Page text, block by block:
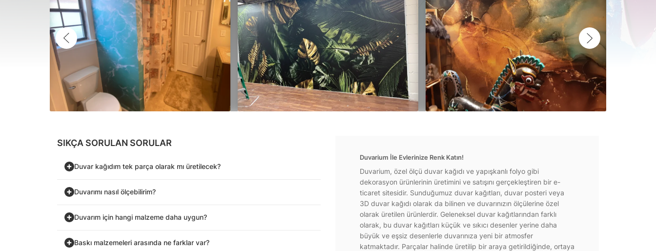
SIKÇA SORULAN SORULAR
Duvar kağıdım tek parça olarak mı üretilecek?
Duvarımı nasıl ölçebilirim?
Duvarım için hangi malzeme daha uygun?
Baskı malzemeleri arasında ne farklar var?
Duvarium İle Evlerinize Renk Katın!
Duvarium, özel ölçü duvar kağıdı ve yapışkanlı folyo gibi
dekorasyon ürünlerinin üretimini ve satışını gerçekleştiren bir e-
ticaret sitesidir. Sunduğumuz duvar kağıtları, duvar posteri veya
3D duvar kağıdı olarak da bilinen ve duvarınızın ölçülerine özel
olarak üretilen ürünlerdir. Geleneksel duvar kağıtlarından farklı
olarak, bu duvar kağıtları küçük ve sıkıcı desenler yerine daha
büyük ve eşsiz desenlerle duvarınıza yeni bir atmosfer
katmaktadır. Parçalar halinde üretilip bir araya getirildiğinde, ortaya